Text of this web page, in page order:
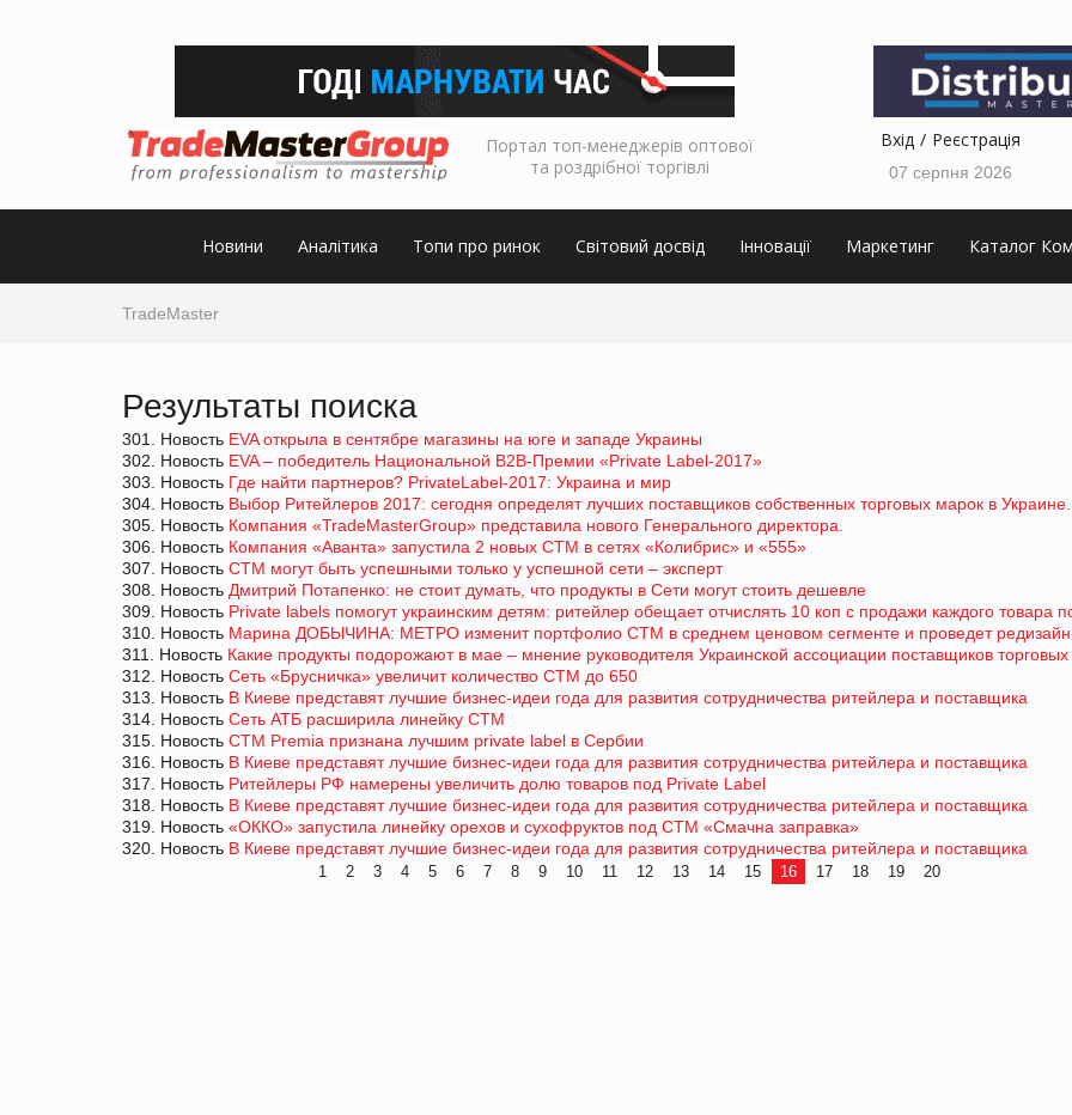
Портал топ-менеджерів оптової
та роздрібної торгівлі
Вхід Реєстрація
07 серпня 2026
Новини Аналітика Топи про ринок Світовий досвід Інновації Маркетинг Каталог
TradeMaster
Результаты поиска
301. Новость EVA открыла в сентябре магазины на юге и западе Украины
302. Новость EVA – победитель Национальной В2В-Премии «Private Label-2017»
303. Новость Где найти партнеров? PrivateLabel-2017: Украина и мир
304. Новость Выбор Ритейлеров 2017: сегодня определят лучших поставщиков собственных торговых марок в Украине.
305. Новость Компания «TradeMasterGroup» представила нового Генерального директора.
306. Новость Компания «Аванта» запустила 2 новых СТМ в сетях «Колибрис» и «555»
307. Новость СТМ могут быть успешными только у успешной сети – эксперт
308. Новость Дмитрий Потапенко: не стоит думать, что продукты в Сети могут стоить дешевле
309. Новость Private labels помогут украинским детям: ритейлер обещает отчислять 10 коп с продажи каждого товара
310. Новость Марина ДОБЫЧИНА: МЕТРО изменит портфолио СТМ в среднем ценовом сегменте и проведет
311. Новость Какие продукты подорожают в мае – мнение руководителя Украинской ассоциации поставщиков торговых
312. Новость Сеть «Брусничка» увеличит количество СТМ до 650
313. Новость В Киеве представят лучшие бизнес-идеи года для развития сотрудничества ритейлера и поставщика
314. Новость Сеть АТБ расширила линейку СТМ
315. Новость СТМ Premia признана лучшим private label в Сербии
316. Новость В Киеве представят лучшие бизнес-идеи года для развития сотрудничества ритейлера и поставщика
317. Новость Ритейлеры РФ намерены увеличить долю товаров под Private Label
318. Новость В Киеве представят лучшие бизнес-идеи года для развития сотрудничества ритейлера и поставщика
319. Новость «ОККО» запустила линейку орехов и сухофруктов под СТМ «Смачна заправка»
320. Новость В Киеве представят лучшие бизнес-идеи года для развития сотрудничества ритейлера и поставщика
1 2 3 4 5 6 7 8 9 10 11 12 13 14 15 16 17 18 19 20